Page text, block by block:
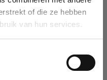
of die ze hebben
van hun services.
details
our database, you can create
below.